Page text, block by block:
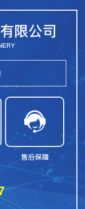
限公司

售后保障